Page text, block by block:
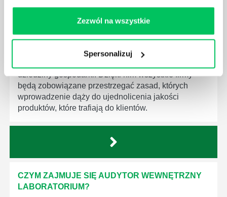
Zezwól na wszystkie
Spersonalizuj
MEDYCZNYCH?
W związku z ogromnym rozwojem dzisiejszego
społeczeństwa wprowadzane jest coraz więcej reguł,
dziedziny gospodarki. Dzięki nim wszystkie firmy
będą zobowiązane przestrzegać zasad, których
wprowadzenie dąży do ujednolicenia jakości
produktów, które trafiają do klientów.
CZYM ZAJMUJE SIĘ AUDYTOR WEWNĘTRZNY
LABORATORIUM?